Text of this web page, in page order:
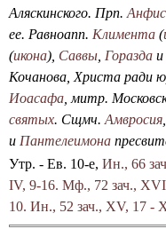
Аляскинского. Прп.
ее. Равноапп. Климента (
(икона), Саввы Горазда и
Кочанова, Христа ради
Иоасафа , митр.
святых. Сщмч. Амвросия
и Пантелеимона
Утр. - Ев. 10-е, Ин., 66
IV, 9-16. Мф., 72 зач.,
10. Ин., 52 зач., XV, 17 -